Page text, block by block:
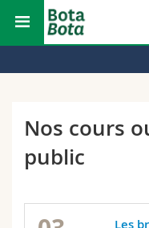
Campus
Théologie
Vous êtes
Nos cours
public
Les